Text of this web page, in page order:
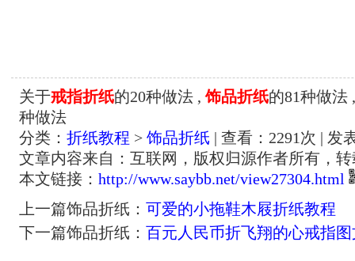
关于戒指折纸的20种做法 , 饰品折纸的81种做法
种做法
分类： 折纸教程 > 饰品折纸 | 查看： 2291次 | 发
文章内容来自：互联网，版权归源作者所有，
本文链接： http://www.saybb.net/view27304.html
上一篇饰品折纸： 可爱的小拖鞋木屐折纸教程
下一篇饰品折纸： 百元人民币折飞翔的心戒指